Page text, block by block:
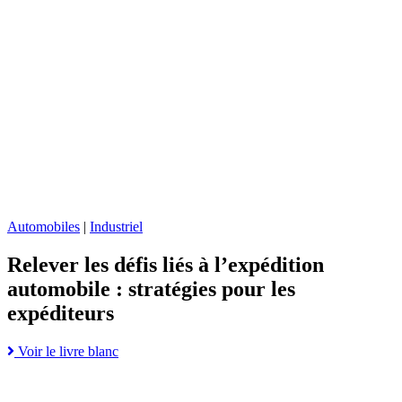
Automobiles Industriel
Relever les défis liés à l’expédition
automobile : stratégies pour les
expéditeurs
Voir le livre blancRead